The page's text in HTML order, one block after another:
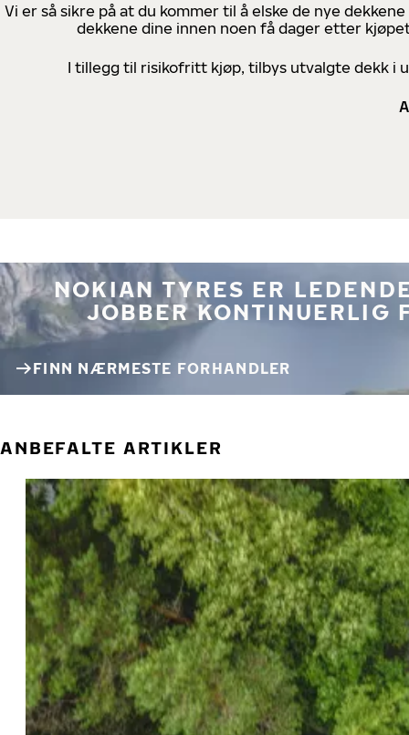
Vi er så sikre på at du kommer til å elske de nye
dekkene dine innen noen få dager etter
I tillegg til risikofritt kjøp, tilbys utvalgte dekk i
NOKIAN TYRES ER
JOBBER KONTINUERLIG
FINN NÆRMESTE FORHANDLER
ANBEFALTE ARTIKLER